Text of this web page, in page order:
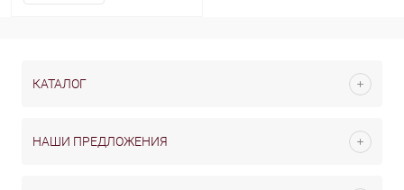
КАТАЛОГ
НАШИ ПРЕДЛОЖЕНИЯ